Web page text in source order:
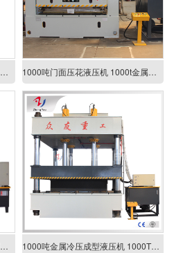
1000吨移动工作台液压机 1000t金属拉伸成型液压机 1000吨门面压花液压机 1000t金属成型液压机 按需定制液压机
1000吨双缸四柱液压机 1000t金属拉伸成型液压机 1000吨金属冷压成型液压机 1000T多缸四柱液压机